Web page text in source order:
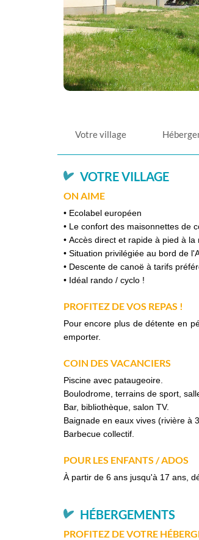
Votre village
VOTRE VILLAGE
ON AIME
• Ecolabel européen
• Le confort des maisonnettes de
• Accès direct et rapide à pied à la
• Situation privilégiée au bord de
• Descente de canoë à tarifs
• Idéal rando / cyclo !
PROFITEZ DE VOS REPAS !
Pour encore plus de détente en
emporter.
COIN DES VACANCIERS
Piscine avec pataugeoire.
Boulodrome, terrains de sport,
Bar, bibliothèque, salon TV.
Baignade en eaux vives (rivière à
Barbecue collectif.
POUR LES ENFANTS / ADOS
À partir de 6 ans jusqu'à 17 ans,
HÉBERGEMENTS
PROFITEZ DE VOTRE